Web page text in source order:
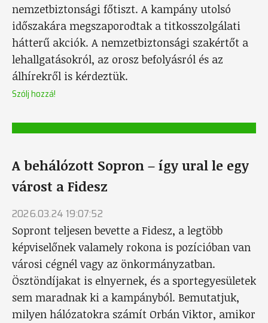
nemzetbiztonsági főtiszt. A kampány utolsó
időszakára megszaporodtak a titkosszolgálati
hátterű akciók. A nemzetbiztonsági szakértőt a
lehallgatásokról, az orosz befolyásról és az
álhírekről is kérdeztük.
Szólj hozzá!
A behálózott Sopron – így ural le egy
várost a Fidesz
2026.03.24 19:07:52
Sopront teljesen bevette a Fidesz, a legtöbb
képviselőnek valamely rokona is pozícióban van
városi cégnél vagy az önkormányzatban.
Ösztöndíjakat is elnyernek, és a sportegyesületek
sem maradnak ki a kampányból. Bemutatjuk,
milyen hálózatokra számít Orbán Viktor, amikor